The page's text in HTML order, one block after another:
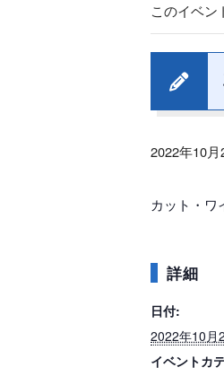
このイベン
2022年10月
カット・ワ
詳細
日付:
2022年10月
イベントカ